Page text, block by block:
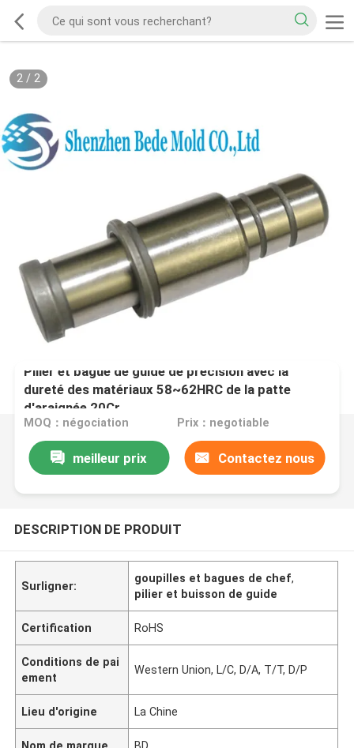
2/ 2
Pilier et bague de guide de précision avec la
dureté des matériaux 58~62HRC de la patte
d'araignée 20Cr
MOQ：négociation Prix：negotiable
meilleur prix Contactez nous
DESCRIPTION DE PRODUIT
Surligner:
goupilles et bagues de chef,
pilier et buisson de guide
Certification RoHS
Conditions de pai
ement
Western Union, L/C, D/A, T/T, D/P
Lieu d'origine La Chine
Nom de marque BD